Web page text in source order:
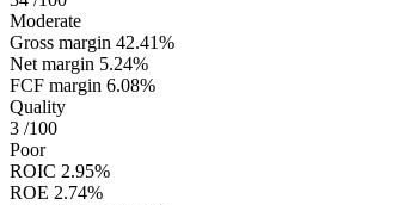
Moderate
Gross margin 42.41%
Net margin 5.24%
FCF margin 6.08%
Quality
3 /100
Poor
ROIC 2.95%
ROE 2.74%